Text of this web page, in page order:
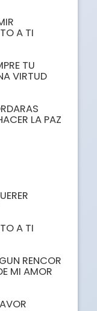
A TI
TU
VIRTUD
LA PAZ
A TI
RENCOR
MI AMOR